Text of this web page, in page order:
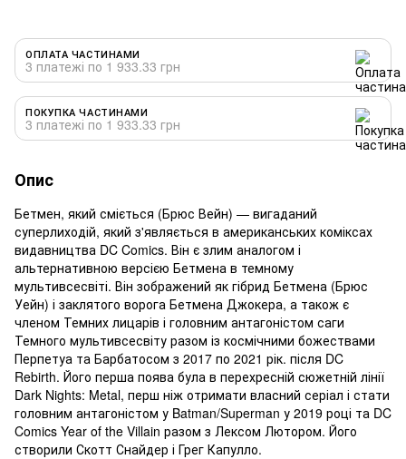
ОПЛАТА ЧАСТИНАМИ
3 платежі по 1 933.33 грн
ПОКУПКА ЧАСТИНАМИ
3 платежі по 1 933.33 грн
Опис
Бетмен, який сміється (Брюс Вейн) — вигаданий
суперлиходій, який з'являється в американських коміксах
видавництва DC Comics. Він є злим аналогом і
альтернативною версією Бетмена в темному
мультивсесвіті. Він зображений як гібрид Бетмена (Брюс
Уейн) і заклятого ворога Бетмена Джокера, а також є
членом Темних лицарів і головним антагоністом саги
Темного мультивсесвіту разом із космічними божествами
Перпетуа та Барбатосом з 2017 по 2021 рік. після DC
Rebirth. Його перша поява була в перехресній сюжетній лінії
Dark Nights: Metal, перш ніж отримати власний серіал і стати
головним антагоністом у Batman/Superman у 2019 році та DC
Comics Year of the Villain разом з Лексом Лютором. Його
створили Скотт Снайдер і Грег Капулло.